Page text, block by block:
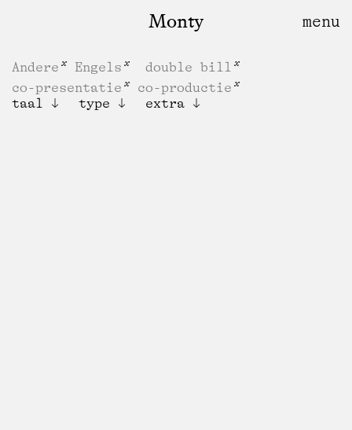
Monty
Andere Engels
double bill
co-presentatie
co-productie
taal
type extra